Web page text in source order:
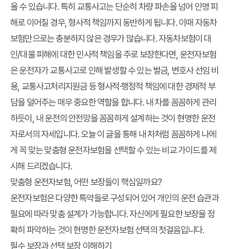
올 수 있습니다. 특히 교통사고는 단순히 차량 파손을 넘어 인명 피
해로 이어질 경우, 형사적 책임까지 동반하게 됩니다. 이때 자동차
보험만으로는 충분하지 않은 경우가 많습니다. 자동차보험이 대
인/대물 피해에 대한 민사적 책임을 주로 보장한다면, 운전자보험
은 운전자가 교통사고로 인해 발생할 수 있는 벌금, 변호사 선임 비
용, 교통사고처리지원금 등 형사적·행정적 책임에 대한 경제적 부
담을 덜어주는 매우 중요한 역할을 합니다. 내 차를 꼼꼼하게 관리
하듯이, 내 운전의 안전망을 꼼꼼하게 설계하는 것이 현명한 운전
자로서의 자세입니다. 오늘 이 글을 통해 내 차처럼 꼼꼼하게 나에
게 꼭 맞는 맞춤형 운전자보험을 선택할 수 있는 비교 가이드를 제
시해 드리겠습니다.
맞춤형 운전자보험, 어떤 보장들이 핵심일까요?
운전자보험은 다양한 특약들로 구성되어 있어 개인의 운전 습관과
필요에 따라 맞춤 설계가 가능합니다. 자신에게 필요한 보장을 정
확히 파악하는 것이 현명한 운전자보험 선택의 첫걸음입니다.
필수 보장과 선택 보장 이해하기